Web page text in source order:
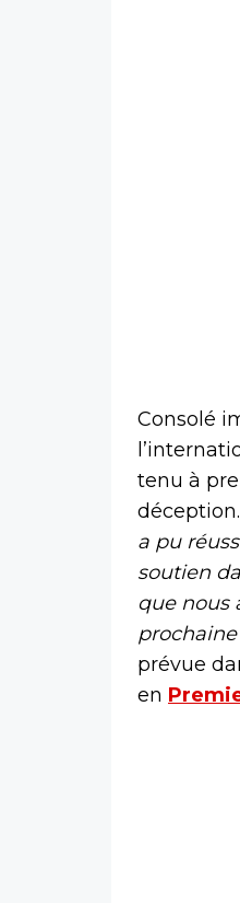
Consolé
tenu à
a pu
soutien
que nous
prochaine
prévue
en